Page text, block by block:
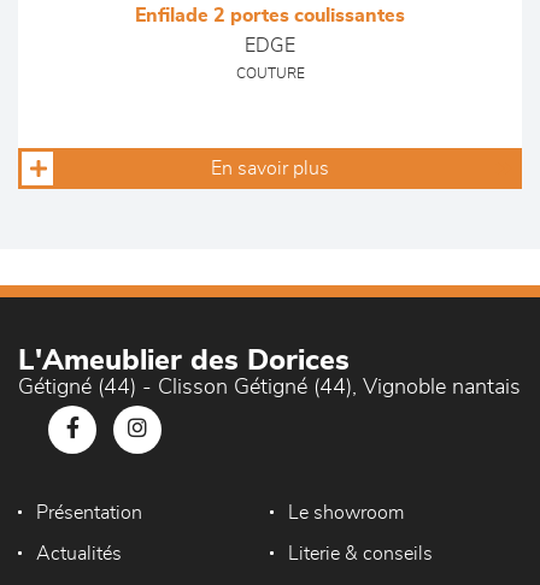
Enfilade 2 portes coulissantes
EDGE
COUTURE
En savoir plus
L'Ameublier des Dorices
Gétigné (44) - Clisson Gétigné (44), Vignoble nantais
Présentation Le showroom
Actualités Literie & conseils